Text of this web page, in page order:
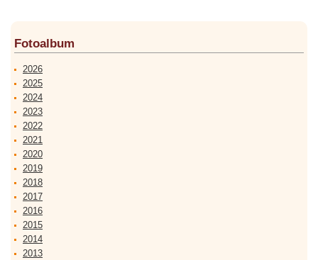
Fotoalbum
2026
2025
2024
2023
2022
2021
2020
2019
2018
2017
2016
2015
2014
2013